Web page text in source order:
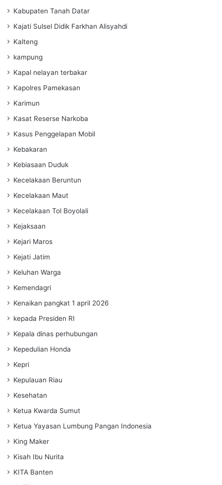
Kabupaten Tanah Datar
Kajati Sulsel Didik Farkhan Alisyahdi
Kalteng
kampung
Kapal nelayan terbakar
Kapolres Pamekasan
Karimun
Kasat Reserse Narkoba
Kasus Penggelapan Mobil
Kebakaran
Kebiasaan Duduk
Kecelakaan Beruntun
Kecelakaan Maut
Kecelakaan Tol Boyolali
Kejaksaan
Kejari Maros
Kejati Jatim
Keluhan Warga
Kemendagri
Kenaikan pangkat 1 april 2026
kepada Presiden RI
Kepala dinas perhubungan
Kepedulian Honda
Kepri
Kepulauan Riau
Kesehatan
Ketua Kwarda Sumut
Ketua Yayasan Lumbung Pangan Indonesia
King Maker
Kisah Ibu Nurita
KITA Banten